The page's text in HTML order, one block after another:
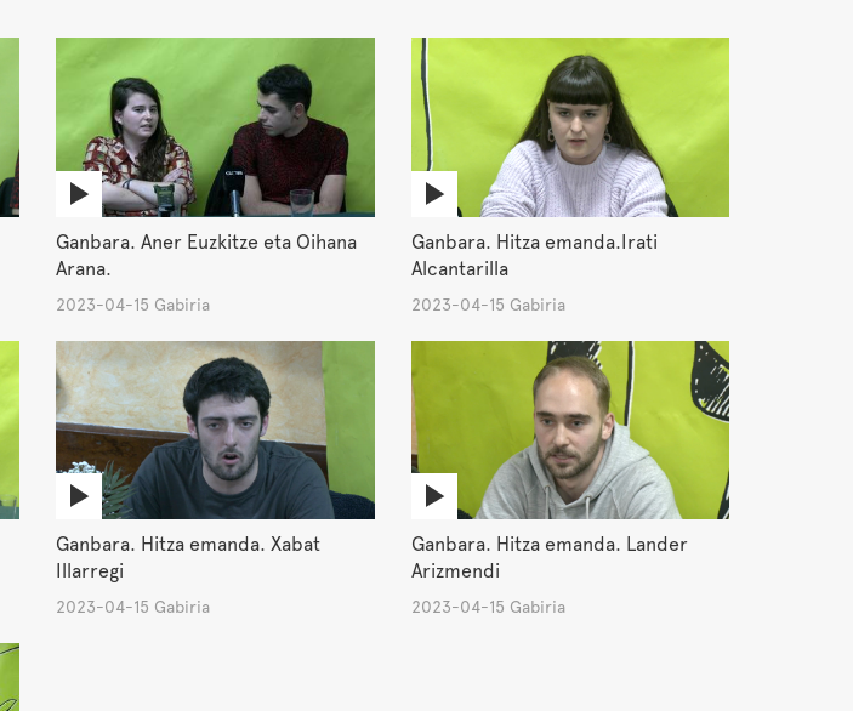
Ganbara. Aner Euzkitze eta Oihana
Arana.
2023-04-15 Gabiria
Ganbara. Hitza emanda.Irati
Alcantarilla
2023-04-15 Gabiria
Ganbara. Hitza emanda. Xabat
Illarregi
2023-04-15 Gabiria
Ganbara. Hitza emanda. Lander
Arizmendi
2023-04-15 Gabiria